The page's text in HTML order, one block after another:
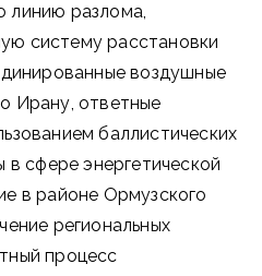
линию разлома,
систему расстановки
воздушные
Ирану, ответные
баллистических
в сфере энергетической
в районе Ормузского
региональных
процесс